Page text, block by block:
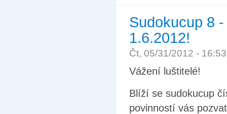
Sudokucup 8
1.6.2012!
Čt, 05/31/2012 -
Vážení luštitelé!
Blíží se sudokucup
povinností vás